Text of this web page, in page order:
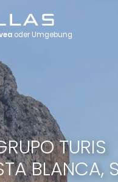
TURIS
BLANCA,
oder Umgebung